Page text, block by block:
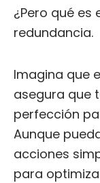
¿Pero qué es
redundancia.
Imagina que
asegura que
perfección
Aunque
acciones
para